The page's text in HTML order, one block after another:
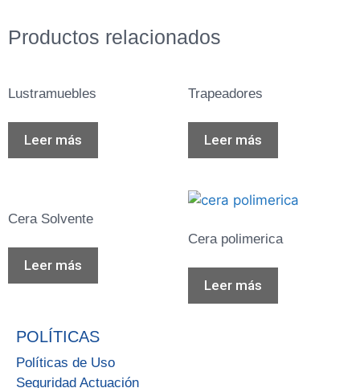
Productos relacionados
Lustramuebles
Leer más
Trapeadores
Leer más
Cera Solvente
Leer más
Cera polimerica
Leer más
POLÍTICAS
Políticas de Uso
Seguridad Actuación